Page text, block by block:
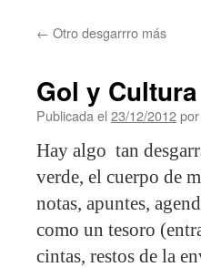
← Otro desgarrro más
Gol y Cultura
Publicada el 23/12/2012por
Hay algo tan
verde, el cuerpo de
notas, apuntes,
como un tesoro
cintas, restos de la